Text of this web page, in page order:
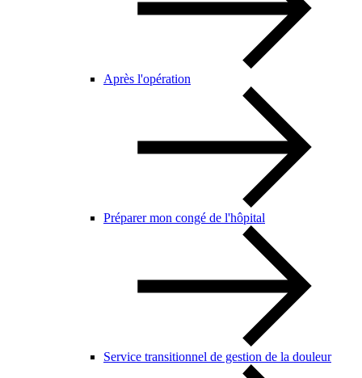
Après l'opération
Préparer mon congé de l'hôpital
Service transitionnel de gestion de la douleur